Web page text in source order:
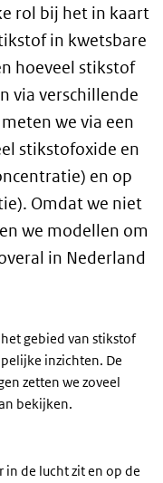
rol bij het in kaart
in kwetsbare
hoeveel stikstof
via verschillende
we via een
stikstofoxide en
en op
Omdat we niet
we modellen om
in Nederland
gebied van stikstof
inzichten. De
zetten we zoveel
bekijken.
in de lucht zit en op de